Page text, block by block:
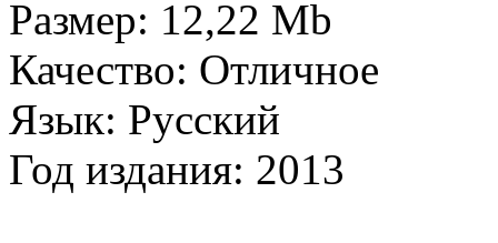
Размер: 12,22 Mb
Качество: Отличное
Язык: Русский
Год издания: 2013